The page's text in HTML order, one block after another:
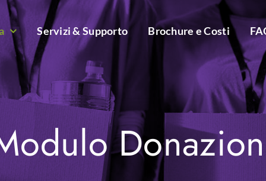
Servizi & Supporto Brochure e Costi